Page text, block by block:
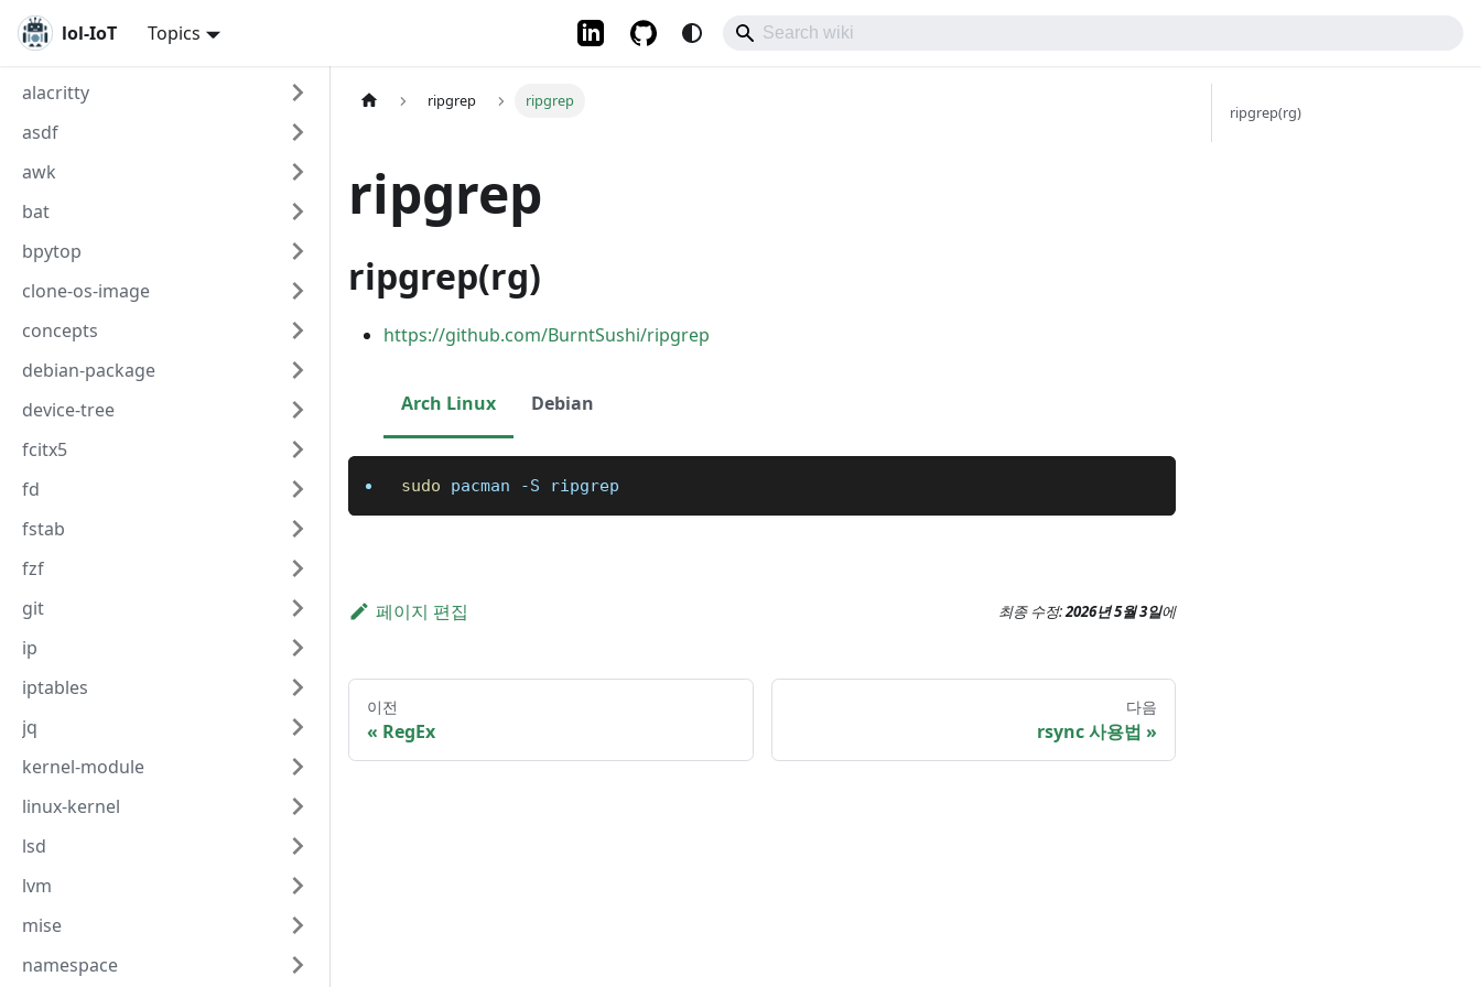
lol-IoT Topics
alacritty
asdf
awk
bat
bpytop
clone-os-image
concepts
debian-package
device-tree
fcitx5
fd
fstab
fzf
git
ip
iptables
jq
kernel-module
linux-kernel
lsd
lvm
mise
namespace
ripgrep ripgrep
ripgrep
ripgrep(rg)
https://github.com/BurntSushi/ripgrep
Arch Linux Debian
sudo pacman -S ripgrep
페이지 편집 최종 수정:2026년 5월 3일에
이전
RegEx
다음
rsync 사용법
ripgrep(rg)